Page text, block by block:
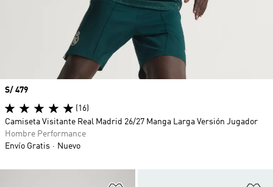
Precio
S/ 479
(16)
Camiseta Visitante Real Madrid 26/27 Manga Larga Versión Jugador
Hombre Performance
Envío Gratis
Nuevo